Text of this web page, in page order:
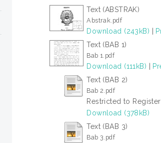
Text (ABSTRAK)
Abstrak.pdf
Download (243kB) |
Text (BAB 1)
Bab 1.pdf
Download (111kB) |
Text (BAB 2)
Bab 2.pdf
Restricted to
Download (378kB)
Text (BAB 3)
Bab 3.pdf